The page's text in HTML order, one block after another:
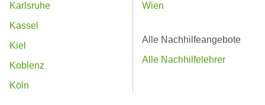
Karlsruhe
Kassel
Kiel
Koblenz
Köln
Wien
Alle Nachhilfeangebote
Alle Nachhilfelehrer